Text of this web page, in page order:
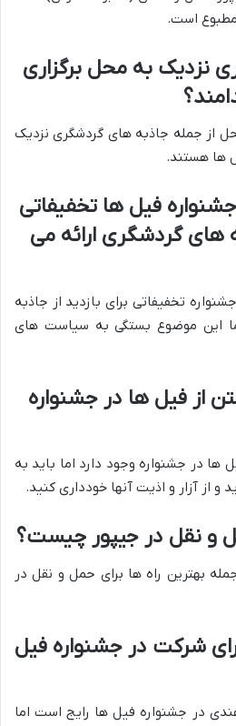
مطبوع است.
نزدیک به محل برگزاری
از جمله جاذبه های گردشگری نزدیک
ها هستند.
فیل ها تخفیفاتی
های گردشگری ارائه می
تخفیفاتی برای بازدید از جاذبه
این موضوع بستگی به سیاست های
از فیل ها در جشنواره
ها در جشنواره وجود دارد اما باید به
و از آزار و اذیت آنها خودداری کنید.
و نقل در جیپور چیست؟
بهترین راه ها برای حمل و نقل در
شرکت در جشنواره فیل
در جشنواره فیل ها رایج است اما